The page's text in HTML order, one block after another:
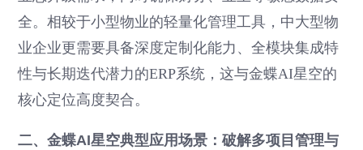
全。相较于小型物业的轻量化管理工具，中大型物
业企业更需要具备深度定制化能力、全模块集成特
性与长期迭代潜力的ERP系统，这与金蝶AI星空的
核心定位高度契合。
二、金蝶AI星空典型应用场景：破解多项目管理与